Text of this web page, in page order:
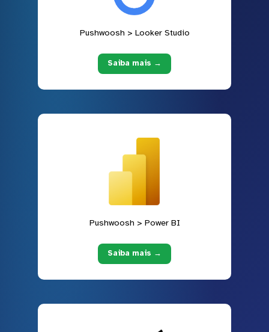
Pushwoosh > Looker Studio
Saiba mais →
Pushwoosh > Power BI
Saiba mais →